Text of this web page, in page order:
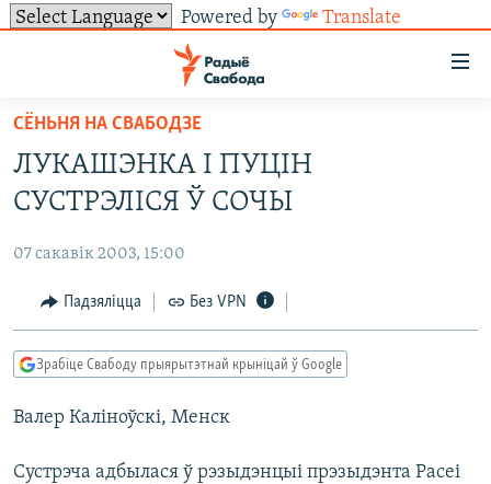
Powered by Translate
ўнівэрсальнага
доступу
Перайсьці
да
галоўнага
Перайсьці
Перайсьці
пошуку
ЛЮДЗІ
ПАЛІТЫКА
ВАЙНА
БЕЛАРУСЫ НА ВАЙНЕ
ПАЛІТВЯЗЬНІ
ТОЛЬКІ НА СВАБОДЗЕ
БЛОГІ
ГІСТОРЫЯ НА СВАБОДЗЕ
КНІГІ
АЎДЫЁКНІГІ
АБЫСЬЦІ БЛЯКАВАНЬНЕ
ПАДЗЯЛІЦЦА ІНФАРМАЦЫЯЙ
ПАДПІСАЦЦА
RSS
FACEBOOK
TWITTER
Усе сайты РС/РСЭ
СЁНЬНЯ НА СВАБОДЗЕ
ЛУКАШЭНКА І ПУЦІН
СУСТРЭЛІСЯ Ў СОЧЫ
07 сакавік 2003, 15:00
Падзяліцца Без VPN
Зрабіце Свабоду прыярытэтнай крыніцай ў Google
Валер Каліноўскі, Менск
Сустрэча адбылася ў рэзыдэнцыі прэзыдэнта Расеі